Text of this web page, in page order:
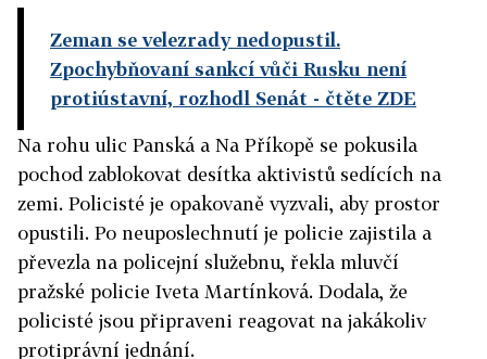
Zeman se velezrady nedopustil.
Zpochybňovaní sankcí vůči Rusku není
protiústavní, rozhodl Senát - čtěte ZDE
Na rohu ulic Panská a Na Příkopě se pokusila
pochod zablokovat desítka aktivistů sedících na
zemi. Policisté je opakovaně vyzvali, aby prostor
opustili. Po neuposlechnutí je policie zajistila a
převezla na policejní služebnu, řekla mluvčí
pražské policie Iveta Martínková. Dodala, že
policisté jsou připraveni reagovat na jakákoliv
protiprávní jednání.